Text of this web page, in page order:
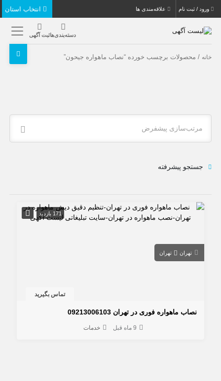
ورود / ثبت نام علاقه‌مندی ها
دسته‌بندی‌هاثبت آگهی
خانه / محصولات برچسب خورده “نصاب ماهواره جیحون”
مرتب‌سازی پیشفرض
جستجو پیشرفته
171 بازدید
تهران تهران
تماس بگیرید
نصاب ماهواره فوری در تهران 09213006103
9 ماه قبل خدمات